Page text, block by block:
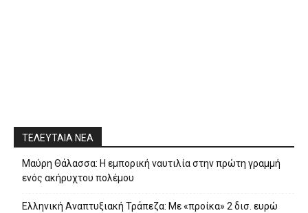
ΤΕΛΕΥΤΑΙΑ ΝΕΑ
Μαύρη Θάλασσα: Η εμπορική ναυτιλία στην πρώτη γραμμή
ενός ακήρυχτου πολέμου
Ελληνική Αναπτυξιακή Τράπεζα: Με «προίκα» 2 δισ. ευρώ